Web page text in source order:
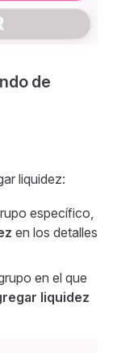
de
liquidez:
específico,
en los detalles
en el que
liquidez